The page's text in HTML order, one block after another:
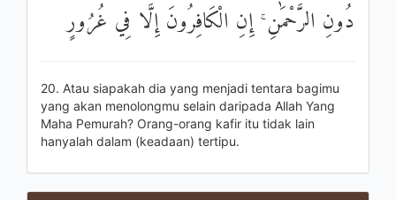
دُونِ الرَّحْمَٰنِ ۚ إِنِ الْكَافِرُونَ إِلَّا فِي غُرُورٍ
20. Atau siapakah dia yang menjadi tentara bagimu
yang akan menolongmu selain daripada Allah Yang
Maha Pemurah? Orang-orang kafir itu tidak lain
hanyalah dalam (keadaan) tertipu.